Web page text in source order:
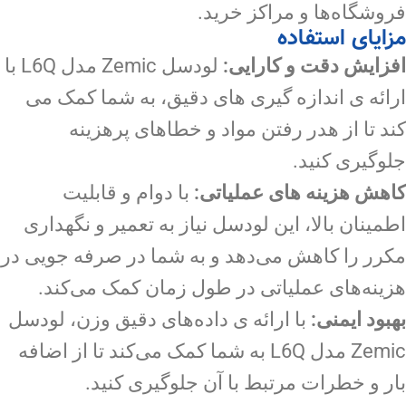
فروشگاه‌ها و مراکز خرید.
مزایای استفاده
افزایش دقت و کارایی:
لودسل Zemic مدل L6Q با
ارائه ی اندازه گیری های دقیق، به شما کمک می
کند تا از هدر رفتن مواد و خطاهای پرهزینه
جلوگیری کنید.
کاهش هزینه های عملیاتی: با دوام و قابلیت
اطمینان بالا، این لودسل نیاز به تعمیر و نگهداری
مکرر را کاهش می‌دهد و به شما در صرفه جویی در
هزینه‌های عملیاتی در طول زمان کمک می‌کند.
بهبود ایمنی: با ارائه ی داده‌های دقیق وزن، لودسل
Zemic مدل L6Q به شما کمک می‌کند تا از اضافه
بار و خطرات مرتبط با آن جلوگیری کنید.